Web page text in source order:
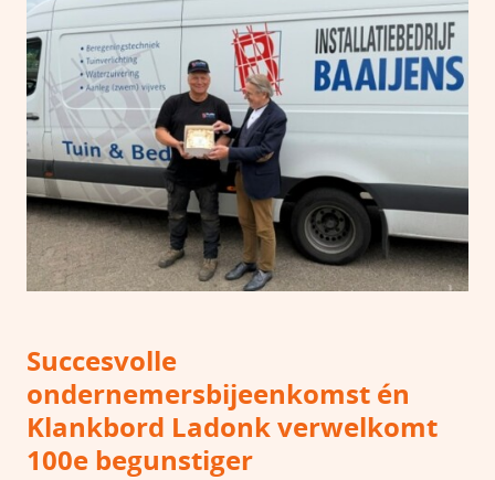
Succesvolle
ondernemersbijeenkomst én
Klankbord Ladonk verwelkomt
100e begunstiger